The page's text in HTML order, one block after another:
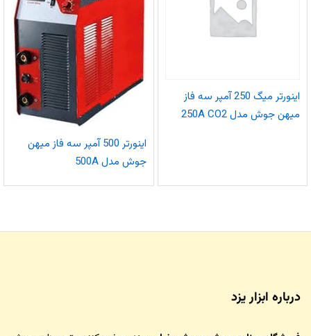
اینورتر میگ 250 آمپر سه فاز
میهن جوش مدل 250A CO2
اینورتر 500 آمپر سه فاز میهن
جوش مدل 500A
درباره ابزار یزد